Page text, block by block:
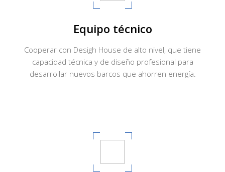
Equipo técnico
Cooperar con Desigh House de alto nivel, que tiene
capacidad técnica y de diseño profesional para
desarrollar nuevos barcos que ahorren energía.